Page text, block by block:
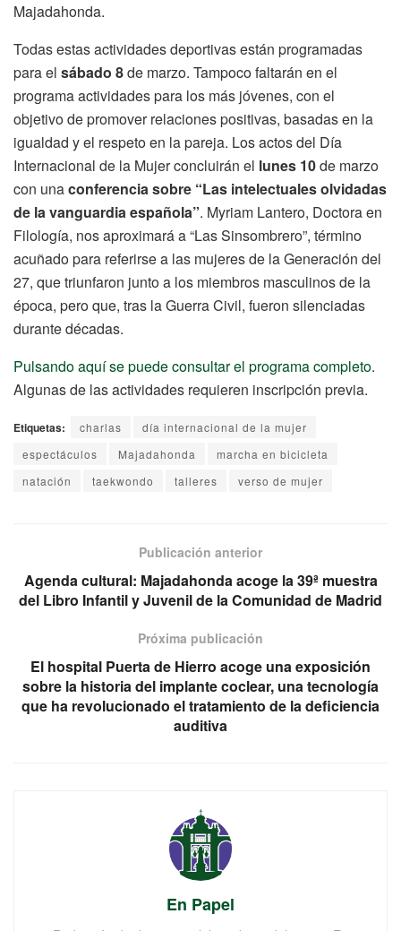
Majadahonda.
Todas estas actividades deportivas están programadas
para el sábado 8de marzo. Tampoco faltarán en el
programa actividades para los más jóvenes, con el
objetivo de promover relaciones positivas, basadas en la
igualdad y el respeto en la pareja. Los actos del Día
Internacional de la Mujer concluirán el lunes 10de marzo
con unaconferencia sobre “Las intelectuales olvidadas
de la vanguardia española”. Myriam Lantero, Doctora en
Filología, nos aproximará a “Las Sinsombrero”, término
acuñado para referirse a las mujeres de la Generación del
27, que triunfaron junto a los miembros masculinos de la
época, pero que, tras la Guerra Civil, fueron silenciadas
durante décadas.
Pulsando aquí se puede consultar el programa completo.
Algunas de las actividades requieren inscripción previa.
Etiquetas: charlas
día internacional de la mujer
espectáculos
Majadahonda
marcha en bicicleta
natación
taekwondo talleres verso de mujer
Publicación anterior
Agenda cultural: Majadahonda acoge la 39ª muestra
del Libro Infantil y Juvenil de la Comunidad de Madrid
Próxima publicación
El hospital Puerta de Hierro acoge una exposición
sobre la historia del implante coclear, una tecnología
que ha revolucionado el tratamiento de la deficiencia
auditiva
En Papel